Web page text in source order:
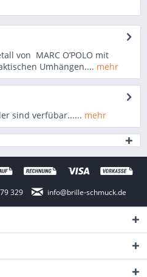
von MARC O’POLO mit
Umhängen.... mehr
sind verfübar...... mehr
329 info@brille-schmuck.de